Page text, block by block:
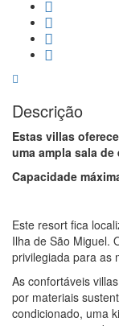
Descrição
Estas villas
uma ampla sala
Capacidade
Este resort fica
Ilha de São Miguel.
privilegiada para as
As confortáveis
por materiais
condicionado, uma